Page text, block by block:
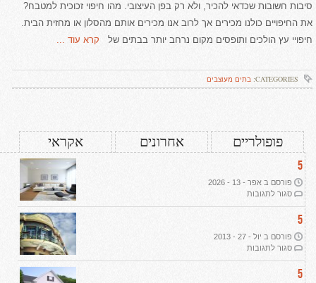
סיבות חשובות שכדאי להכיר, ולא רק בפן העיצובי. מהו חיפוי זכוכית למטבח?
את החיפויים כולנו מכירים אך לרוב אנו מכירים אותם מהסלון או מחזית הבית.
חיפויי עץ הולכים ותופסים מקום נרחב יותר בבתים של קרא עוד ...
CATEGORIES: בתים מעוצבים
פופולריים אחרונים אקראי
5
פורסם ב אפר - 13 - 2026
סגור לתגובותעל
ב-2026:
שבעה
עקרונות
5
פורסם ב יול - 27 - 2013
סגור לתגובותעל
5